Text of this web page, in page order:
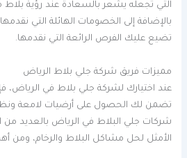
التي تجعله يشعر بالسعادة عند رؤية
بالإضافة إلى الخصومات الهائلة التي
تضيع عليك الفرص الرائعة التي نقدمها.
مميزات فريق شركة جلي بلاط الرياض
عند اختيارك لشركة جلي بلاط في الرياض،
تضمن لك الحصول على أرضيات لامعة
شركات جلي البلاط في الرياض بالعديد من
الأمثل لحل مشاكل البلاط والرخام، ومن